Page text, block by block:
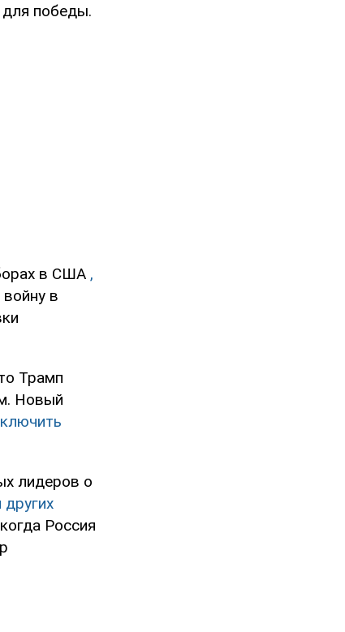
для победы.
в США ,
в
Трамп
Новый
лидеров о
Россия